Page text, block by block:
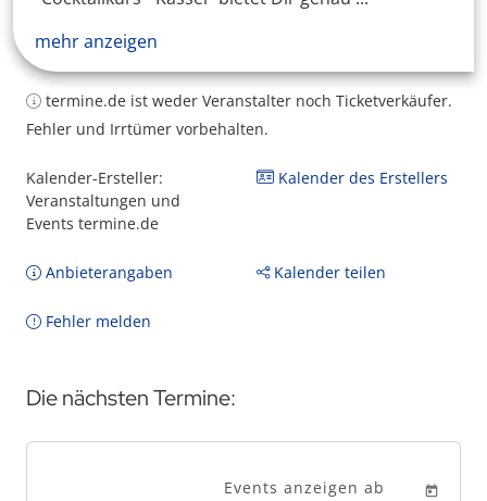
mehr anzeigen
termine.de ist weder Veranstalter noch Ticketverkäufer.
Fehler und Irrtümer vorbehalten.
Kalender-Ersteller:
Veranstaltungen und
Events termine.de
Kalender des Erstellers
Anbieterangaben Kalender teilen
Fehler melden
Die nächsten Termine:
Events anzeigen ab